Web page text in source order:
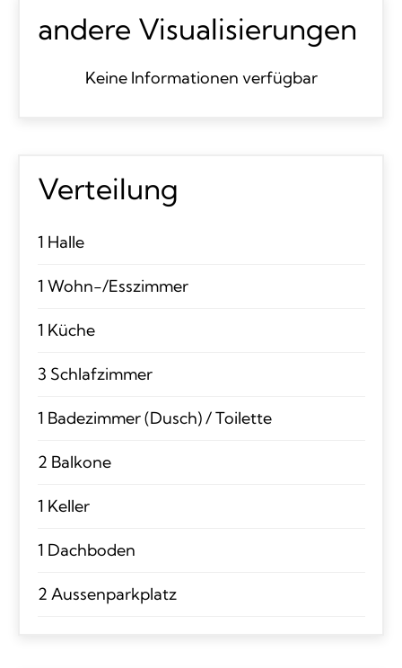
andere Visualisierungen
Keine Informationen verfügbar
Verteilung
1 Halle
1 Wohn-/Esszimmer
1 Küche
3 Schlafzimmer
1 Badezimmer (Dusch) / Toilette
2 Balkone
1 Keller
1 Dachboden
2 Aussenparkplatz